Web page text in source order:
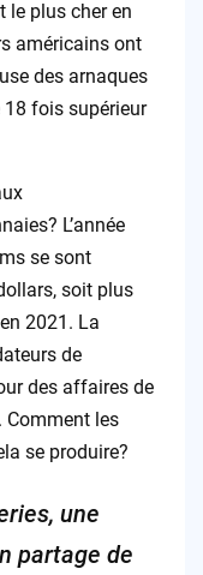
le plus cher en
américains ont
des arnaques
fois supérieur
L’année
se sont
soit plus
2021. La
de
des affaires de
Comment les
se produire?
une
partage de